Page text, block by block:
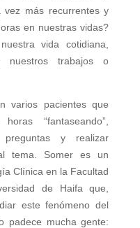
vez más recurrentes y
en nuestras vidas?
vida cotidiana,
nuestros trabajos o
varios pacientes que
“fantaseando”,
y realizar
tema. Somer es un
Clínica en la Facultad
de Haifa que,
este fenómeno del
padece mucha gente: